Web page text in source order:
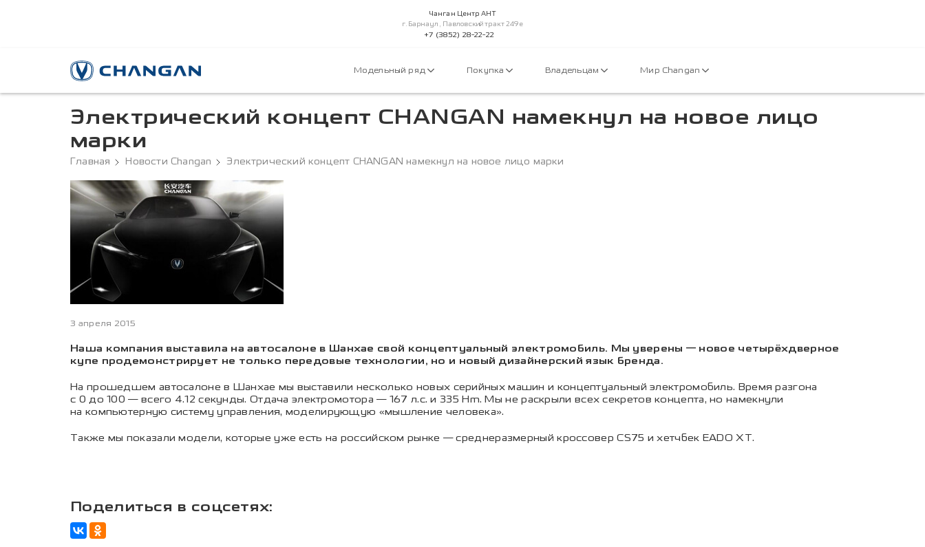
Чанган Центр АНТ
г.Барнаул, Павловский тракт 249е
+7 (3852) 28-22-22
Модельный ряд Покупка Владельцам Мир Changan
Электрический концепт CHANGAN намекнул на новое лицо
марки
Главная Новости Changan Электрический концепт CHANGAN намекнул на новое лицо марки
3 апреля 2015
Наша компания выставила на автосалоне в Шанхае свой концептуальный электромобиль. Мы уверены — новое четырёхдверное
купе продемонстрирует не только передовые технологии, но и новый дизайнерский язык бренда.
На прошедшем автосалоне в Шанхае мы выставили несколько новых серийных машин и концептуальный электромобиль. Время разгона
с 0 до 100 — всего 4.12 секунды. Отдача электромотора — 167 л.с. и 335 Hm. Мы не раскрыли всех секретов концепта, но намекнули
на компьютерную систему управления, моделирующую «мышление человека».
Также мы показали модели, которые уже есть на российском рынке — среднеразмерный кроссовер CS75 и хетчбек EADO XT.
Поделиться в соцсетях: